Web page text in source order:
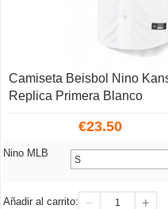
Camiseta Beisbol Nino
Replica Primera Blanco
€23.50
Nino MLB
Añadir al carrito: